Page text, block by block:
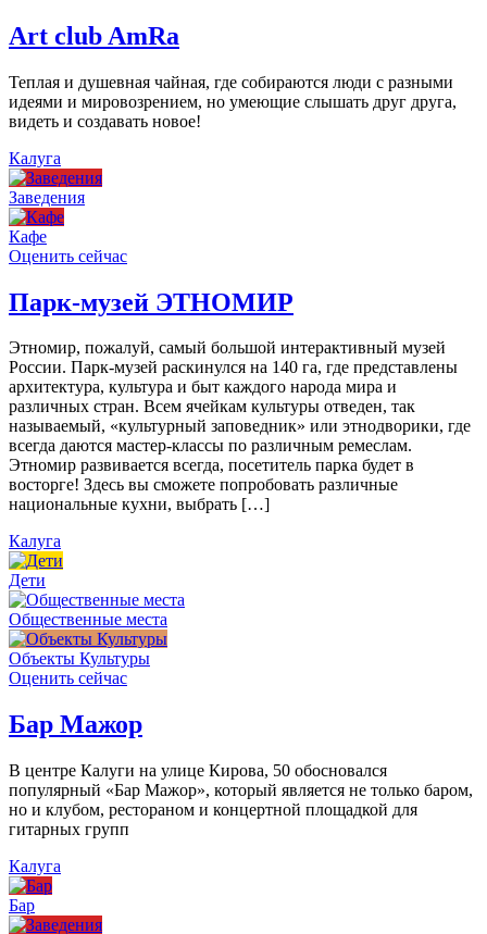
Art сlub AmRa
Теплая и душевная чайная, где собираются люди с разными
идеями и мировозрением, но умеющие слышать друг друга,
видеть и создавать новое!
Калуга
Заведения
Кафе
Оценить сейчас
Парк-музей ЭТНОМИР
Этномир, пожалуй, самый большой интерактивный музей
России. Парк-музей раскинулся на 140 га, где представлены
архитектура, культура и быт каждого народа мира и
различных стран. Всем ячейкам культуры отведен, так
называемый, «культурный заповедник» или этнодворики, где
всегда даются мастер-классы по различным ремеслам.
Этномир развивается всегда, посетитель парка будет в
восторге! Здесь вы сможете попробовать различные
национальные кухни, выбрать […]
Калуга
Дети
Общественные места
Объекты Культуры
Оценить сейчас
Бар Мажор
В центре Калуги на улице Кирова, 50 обосновался
популярный «Бар Мажор», который является не только баром,
но и клубом, рестораном и концертной площадкой для
гитарных групп
Калуга
Бар